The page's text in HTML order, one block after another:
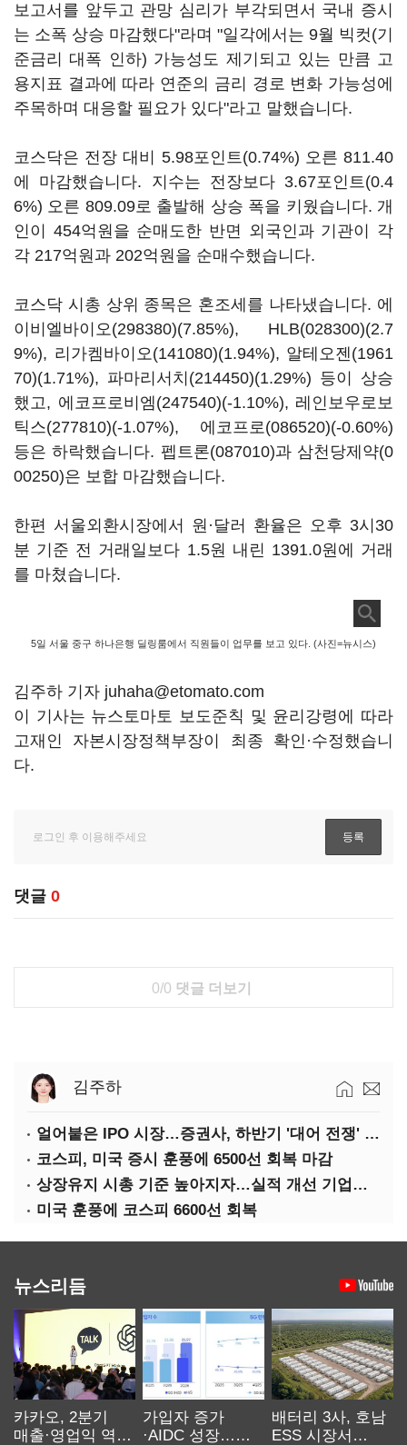
보고서를 앞두고 관망 심리가 부각되면서 국내 증시
는 소폭 상승 마감했다"라며 "일각에서는 9월 빅컷(기
준금리 대폭 인하) 가능성도 제기되고 있는 만큼 고
용지표 결과에 따라 연준의 금리 경로 변화 가능성에
주목하며 대응할 필요가 있다"라고 말했습니다.
코스닥은 전장 대비 5.98포인트(0.74%) 오른 811.40
에 마감했습니다. 지수는 전장보다 3.67포인트(0.4
6%) 오른 809.09로 출발해 상승 폭을 키웠습니다. 개
인이 454억원을 순매도한 반면 외국인과 기관이 각
각 217억원과 202억원을 순매수했습니다.
코스닥 시총 상위 종목은 혼조세를 나타냈습니다. 에
이비엘바이오(298380)(7.85%), HLB(028300)(2.7
9%), 리가켐바이오(141080)(1.94%), 알테오젠(1961
70)(1.71%), 파마리서치(214450)(1.29%) 등이 상승
했고, 에코프로비엠(247540)(-1.10%), 레인보우로보
틱스(277810)(-1.07%), 에코프로(086520)(-0.60%)
등은 하락했습니다. 펩트론(087010)과 삼천당제약(0
00250)은 보합 마감했습니다.
한편 서울외환시장에서 원·달러 환율은 오후 3시30
분 기준 전 거래일보다 1.5원 내린 1391.0원에 거래
를 마쳤습니다.
5일 서울 중구 하나은행 딜링룸에서 직원들이 업무를 보고 있다. (사진=뉴시스)
김주하 기자 juhaha@etomato.com
이 기사는 뉴스토마토 보도준칙 및 윤리강령에 따라
고재인 자본시장정책부장이 최종 확인·수정했습니
다.
댓글 0
0/0 댓글 더보기
김주하
얼어붙은 IPO 시장…증권사, 하반기 '대어 전쟁' 기대
코스피, 미국 증시 훈풍에 6500선 회복 마감
상장유지 시총 기준 높아지자…실적 개선 기업도 '관리종목'
미국 훈풍에 코스피 6600선 회복
뉴스리듬
카카오, 2분기
매출·영업익 역대
가입자 증가
·AIDC 성장…
배터리 3사, 호남
ESS 시장서